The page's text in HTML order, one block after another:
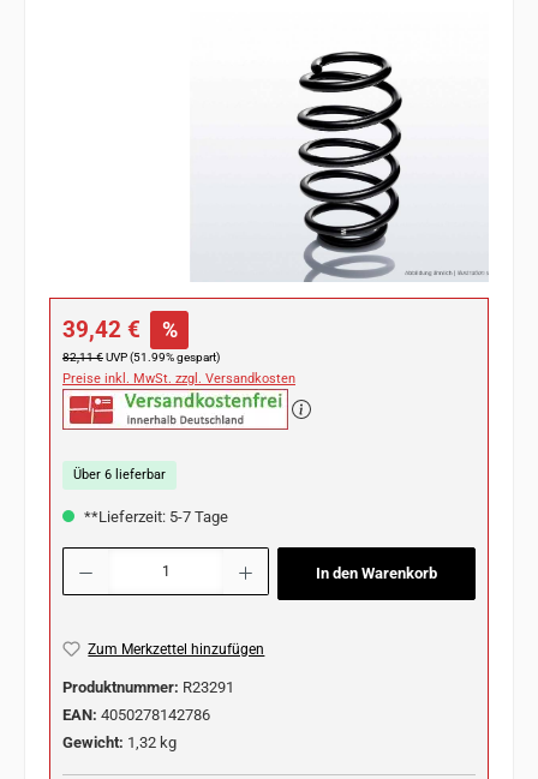
Verkaufspreis:
39,42 € %
Regulärer Preis:
82,11 €UVP (51.99% gespart)
Preise inkl. MwSt. zzgl. Versandkosten
Über 6 lieferbar
**Lieferzeit: 5-7 Tage
Produkt Anzahl: Gib den gewünschten Wert ein oder benutze die Schaltflächen
In den Warenkorb
Zum Merkzettel hinzufügen
Produktnummer: R23291
EAN: 4050278142786
Gewicht: 1,32 kg